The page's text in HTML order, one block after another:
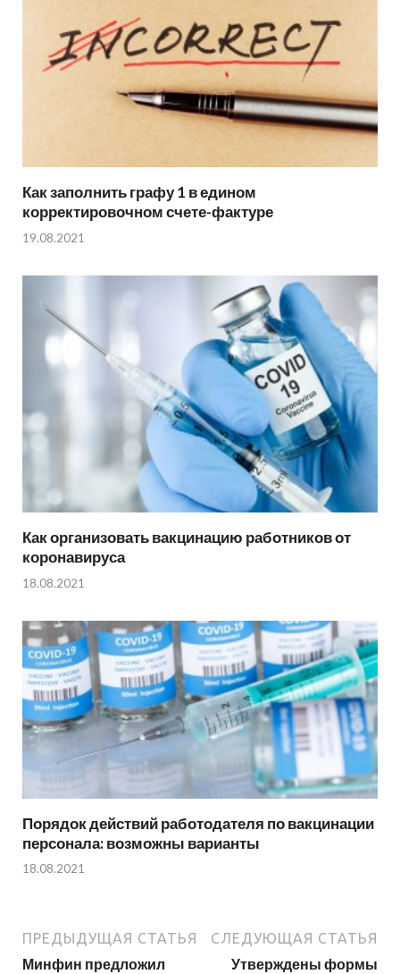
Как заполнить графу 1 в едином
корректировочном счете-фактуре
19.08.2021
Как организовать вакцинацию работников от
коронавируса
18.08.2021
Порядок действий работодателя по вакцинации
персонала: возможны варианты
18.08.2021
ПРЕДЫДУЩАЯ СТАТЬЯ
Минфин предложил
СЛЕДУЮЩАЯ СТАТЬЯ
Утверждены формы